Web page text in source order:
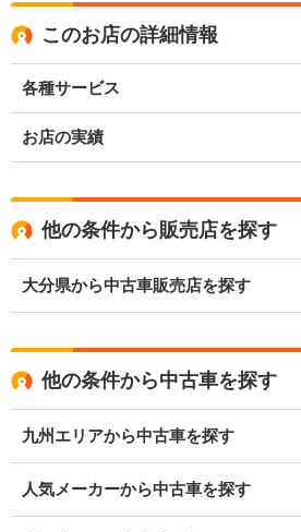
このお店の詳細情報
各種サービス
お店の実績
他の条件から販売店を探す
大分県から中古車販売店を探す
他の条件から中古車を探す
九州エリアから中古車を探す
人気メーカーから中古車を探す